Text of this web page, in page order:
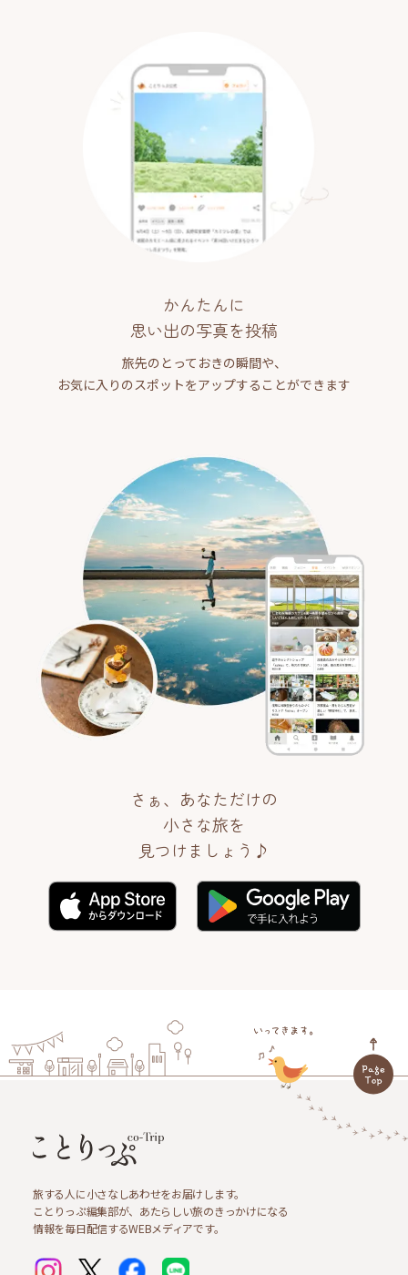
かんたんに
思い出の写真を投稿
旅先のとっておきの瞬間や、
お気に入りのスポットをアップすることができます
さぁ、あなただけの
小さな旅を
見つけましょう♪
旅する人に小さなしあわせをお届けします。
ことりっぷ編集部が、あたらしい旅のきっかけになる
情報を毎日配信するWEBメディアです。